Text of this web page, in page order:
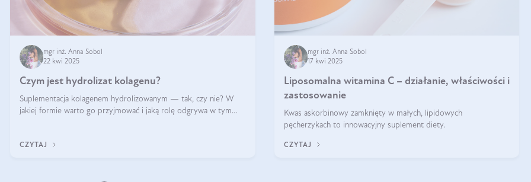
mgr inż. Anna Sobol
22 kwi 2025
Czym jest hydrolizat kolagenu?
Suplementacja kolagenem hydrolizowanym — tak, czy nie? W
jakiej formie warto go przyjmować i jaką rolę odgrywa w tym
CZYTAJ
mgr inż. Anna Sobol
17 kwi 2025
Liposomalna witamina C – działanie, właściwości i
zastosowanie
Kwas askorbinowy zamknięty w małych, lipidowych
pęcherzykach to innowacyjny suplement diety.
CZYTAJ